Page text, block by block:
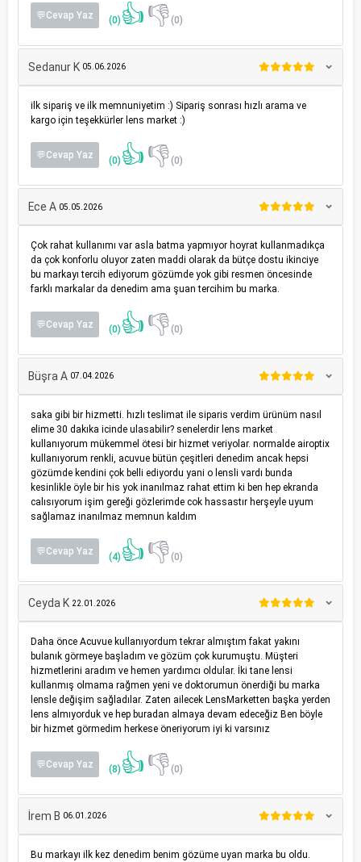
💬Cevap Yaz (0) 👍👎(0)
Sedanur K 05.06.2026
ilk sipariş ve ilk memnuniyetim :) Sipariş sonrası hızlı arama ve
kargo için teşekkürler lens market :)
💬Cevap Yaz (0) 👍👎(0)
Ece A 05.05.2026
Çok rahat kullanımı var asla batma yapmıyor hoyrat kullanmadıkça
da çok konforlu oluyor zaten maddi olarak da bütçe dostu ikinciye
bu markayı tercih ediyorum gözümde yok gibi resmen öncesinde
farklı markalar da denedim ama şuan tercihim bu marka.
💬Cevap Yaz (0) 👍👎(0)
Büşra A 07.04.2026
saka gibi bir hizmetti. hızlı teslimat ile siparis verdim ürünüm nasıl
elime 30 dakıka icinde ulasabilir? senelerdir lens market
kullanıyorum mükemmel ötesi bir hizmet veriyolar. normalde airoptix
kullanıyorum renkli, acuvue bütün çeşitleri denedim ancak hepsi
gözümde kendini çok belli ediyordu yani o lensli vardı bunda
kesinlikle öyle bir his yok inanılmaz rahat ettim ki ben hep ekranda
calısıyorum işim gereği gözlerimde cok hassastır herşeyle uyum
sağlamaz inanılmaz memnun kaldım
💬Cevap Yaz (4) 👍👎(0)
Ceyda K 22.01.2026
Daha önce Acuvue kullanıyordum tekrar almıştım fakat yakını
bulanık görmeye başladım ve gözüm çok kurumuştu. Müşteri
hizmetlerini aradım ve hemen yardımcı oldular. İki tane lensi
kullanmış olmama rağmen yeni ve doktorumun önerdiği bu marka
lensle değişim sağladılar. Zaten ailecek LensMarketten başka yerden
lens almıyorduk ve hep buradan almaya devam edeceğiz Ben böyle
bir hizmet görmedim herkese öneriyorum iyi ki varsınız
💬Cevap Yaz (8) 👍👎(0)
İrem B 06.01.2026
Bu markayı ilk kez denedim benim gözüme uyan marka bu oldu.